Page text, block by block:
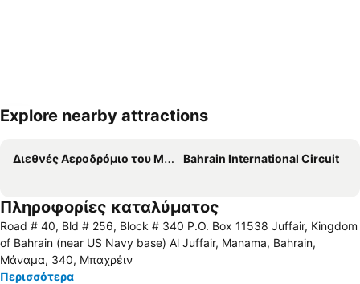
Ανάπτυξη χάρτη
Explore nearby attractions
Διεθνές Αεροδρόμιο του Μπαχρέιν Bahrain International Circuit
Πληροφορίες καταλύματος
Road # 40, Bld # 256, Block # 340 P.O. Box 11538 Juffair, Kingdom
of Bahrain (near US Navy base) Al Juffair, Manama, Bahrain,
Μάναμα, 340, Μπαχρέιν
Περισσότερα